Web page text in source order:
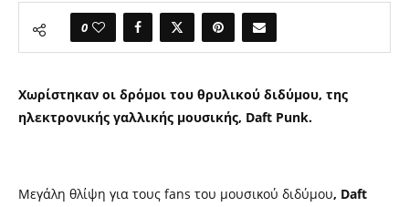
0
Χωρίστηκαν οι δρόμοι του θρυλικού διδύμου, της
ηλεκτρονικής γαλλικής μουσικής, Daft Punk.
Μεγάλη θλίψη για τους fans του μουσικού διδύμου, Daft